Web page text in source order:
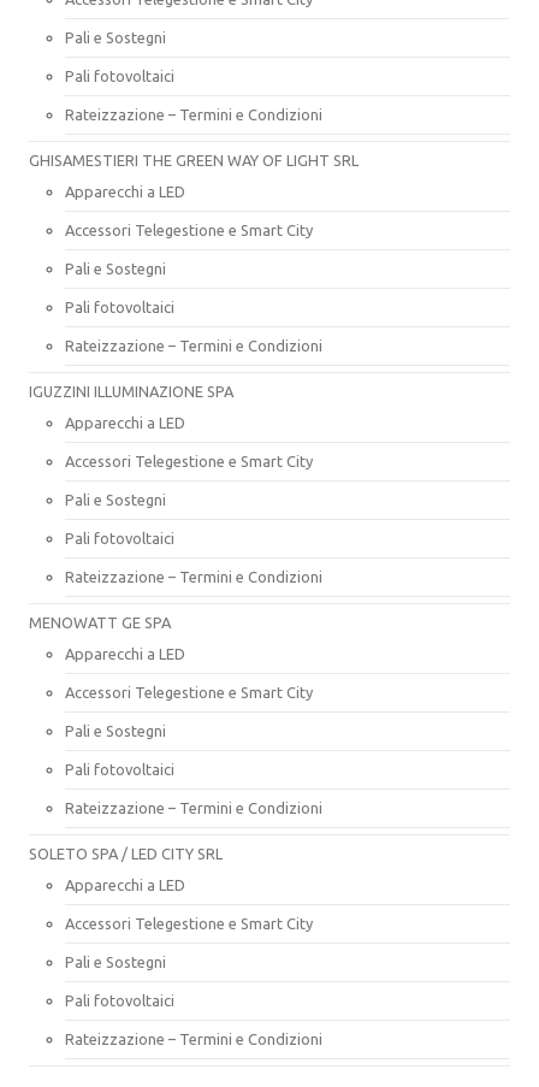
Pali e Sostegni
Pali fotovoltaici
Rateizzazione – Termini e Condizioni
GHISAMESTIERI THE GREEN WAY OF LIGHT SRL
Apparecchi a LED
Accessori Telegestione e Smart City
Pali e Sostegni
Pali fotovoltaici
Rateizzazione – Termini e Condizioni
IGUZZINI ILLUMINAZIONE SPA
Apparecchi a LED
Accessori Telegestione e Smart City
Pali e Sostegni
Pali fotovoltaici
Rateizzazione – Termini e Condizioni
MENOWATT GE SPA
Apparecchi a LED
Accessori Telegestione e Smart City
Pali e Sostegni
Pali fotovoltaici
Rateizzazione – Termini e Condizioni
SOLETO SPA / LED CITY SRL
Apparecchi a LED
Accessori Telegestione e Smart City
Pali e Sostegni
Pali fotovoltaici
Rateizzazione – Termini e Condizioni